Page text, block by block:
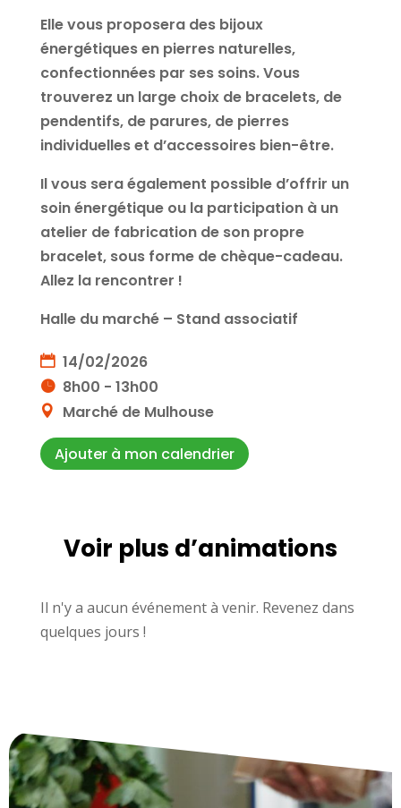
Elle vous proposera des bijoux
énergétiques en pierres naturelles,
confectionnées par ses soins. Vous
trouverez un large choix de bracelets, de
pendentifs, de parures, de pierres
individuelles et d’accessoires bien-être.
Il vous sera également possible d’offrir un
soin énergétique ou la participation à un
atelier de fabrication de son propre
bracelet, sous forme de chèque-cadeau.
Allez la rencontrer !
Halle du marché – Stand associatif
14/02/2026
8h00 - 13h00
Marché de Mulhouse
Ajouter à mon calendrier
Voir plus d’animations
Il n'y a aucun événement à venir. Revenez dans
quelques jours !